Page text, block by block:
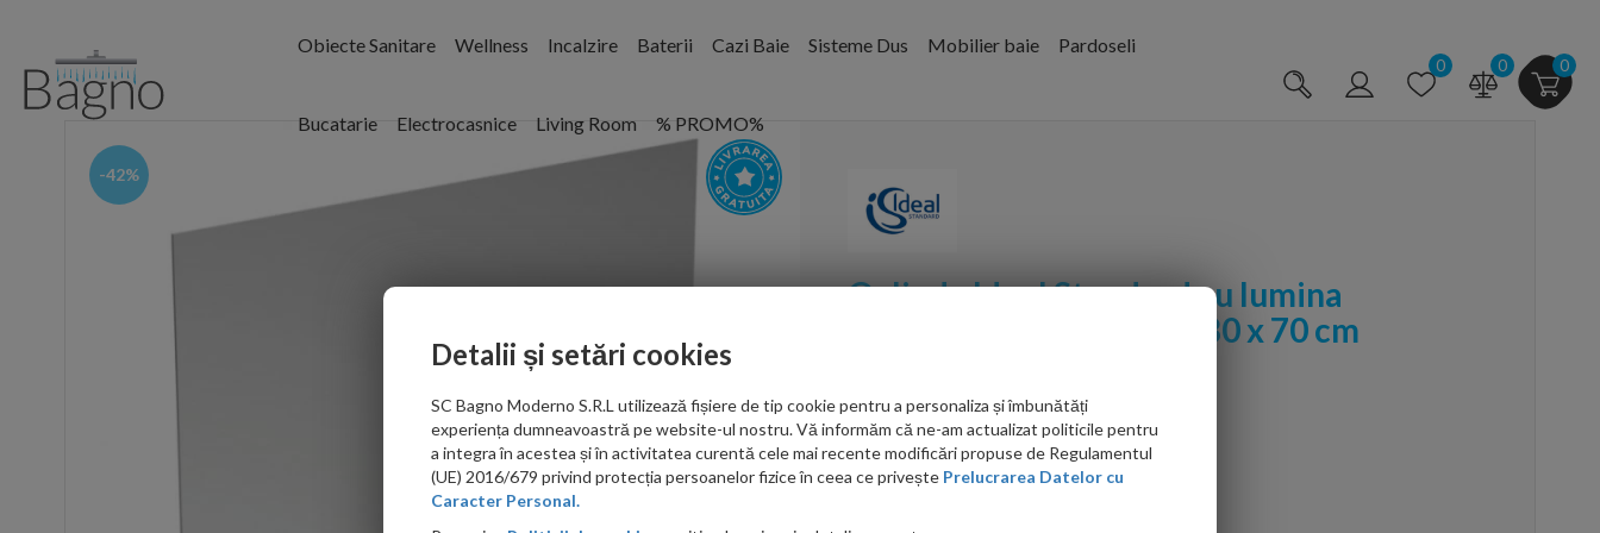
Obiecte Sanitare Wellness Incalzire Baterii Cazi Baie Sisteme Dus Mobilier baie Pardoseli
Bucatarie Electrocasnice Living Room % PROMO%
0 0 0
-42%
Oglinda Ideal Standard cu lumina
ambientala LED 30.6W, 80 x 70 cm
PRP: 2,897.00 RON
1,684.00 RON
Detalii și setări cookies
SC Bagno Moderno S.R.L utilizează fișiere de tip cookie pentru a personaliza și îmbunătăți
experiența dumneavoastră pe website-ul nostru. Vă informăm că ne-am actualizat politicile pentru
a integra în acestea și în activitatea curentă cele mai recente modificări propuse de Regulamentul
(UE) 2016/679 privind protecția persoanelor fizice în ceea ce privește Prelucrarea Datelor cu
Caracter Personal.